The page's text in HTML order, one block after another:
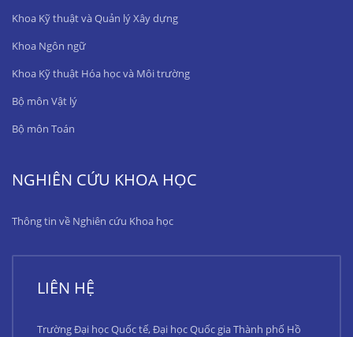
Khoa Kỹ thuật và Quản lý Xây dựng
Khoa Ngôn ngữ
Khoa Kỹ thuật Hóa học và Môi trường
Bộ môn Vật lý
Bộ môn Toán
NGHIÊN CỨU KHOA HỌC
Thông tin về Nghiên cứu Khoa học
LIÊN HỆ
Trường Đại học Quốc tế, Đại học Quốc gia Thành phố Hồ